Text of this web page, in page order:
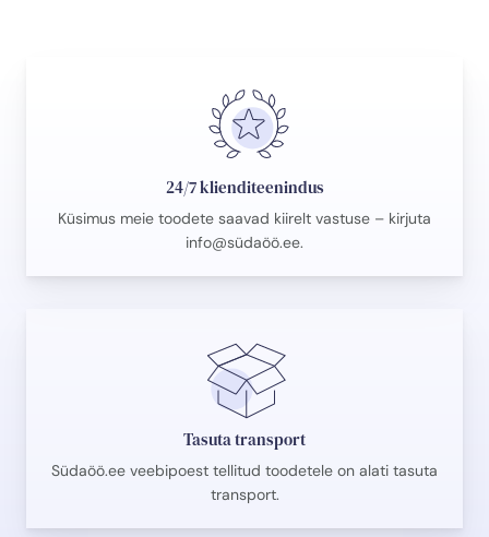
24/7 klienditeenindus
Küsimus meie toodete saavad kiirelt vastuse – kirjuta
info@südaöö.ee.
Tasuta transport
Südaöö.ee veebipoest tellitud toodetele on alati tasuta
transport.